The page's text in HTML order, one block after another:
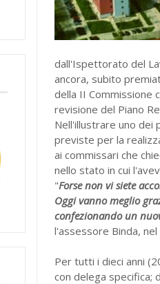
dall'Ispettorato del
ancora, subito
della II Commissione
revisione del Piano
Nell'illustrare uno dei
previste per la
ai commissari che
nello stato in cui
"Forse non vi siete
Oggi vanno meglio
confezionando un
l'assessore Binda,
Per tutti i dieci anni
con delega specifica;